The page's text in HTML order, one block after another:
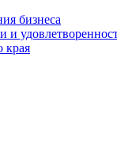
бизнеса
и
края